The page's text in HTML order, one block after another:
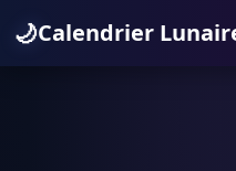
🌙Calendrier